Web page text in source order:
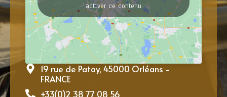
activer ce contenu
19 rue de Patay, 45000 Orléans -
FRANCE
+33(0)2 38 77 08 56